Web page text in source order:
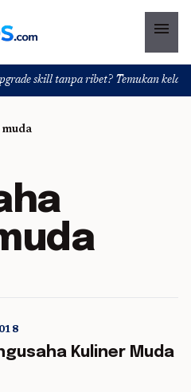
menu
skill tanpa ribet? Temukan kelas
muda
5 min read
Kuliner Muda